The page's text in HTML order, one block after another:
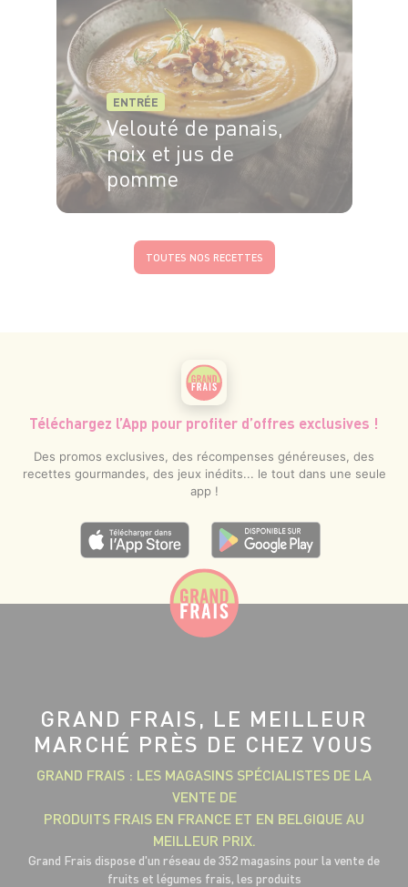
ENTRÉE
Velouté de panais,
noix et jus de
pomme
TOUTES NOS RECETTES
Téléchargez l’App pour profiter d’offres exclusives !
Des promos exclusives, des récompenses généreuses, des
recettes gourmandes, des jeux inédits... le tout dans une seule
app !
GRAND FRAIS, LE MEILLEUR
MARCHÉ PRÈS DE CHEZ VOUS
GRAND FRAIS : LES MAGASINS SPÉCIALISTES DE LA
VENTE DE
PRODUITS FRAIS EN FRANCE ET EN BELGIQUE AU
MEILLEUR PRIX.
Grand Frais dispose d'un réseau de 352 magasins pour la vente de
fruits et légumes frais, les produits